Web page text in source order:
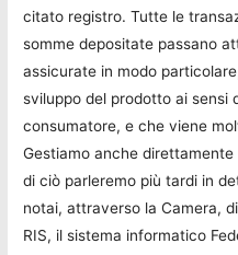
citato registro. Tutte le
somme depositate passano
assicurate in modo
sviluppo del prodotto ai sensi
consumatore, e che viene
Gestiamo anche direttamente
di ciò parleremo più tardi in
notai, attraverso la Camera,
RIS, il sistema informatico